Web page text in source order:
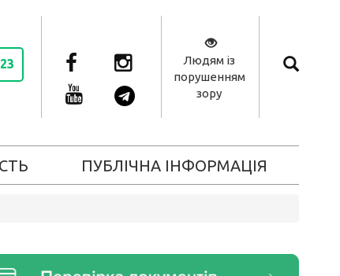
Людям із
порушенням
зору
ПУБЛІЧНА ІНФОРМАЦІЯ